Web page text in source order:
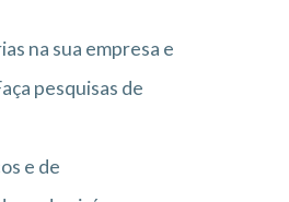
na sua empresa e
pesquisas de
e de